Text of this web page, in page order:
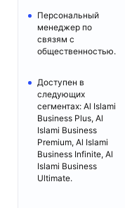
Персональный
менеджер по
связям с
общественностью.
Доступен в
следующих
сегментах: Al Islami
Business Plus, Al
Islami Business
Premium, Al Islami
Business Infinite, Al
Islami Business
Ultimate.